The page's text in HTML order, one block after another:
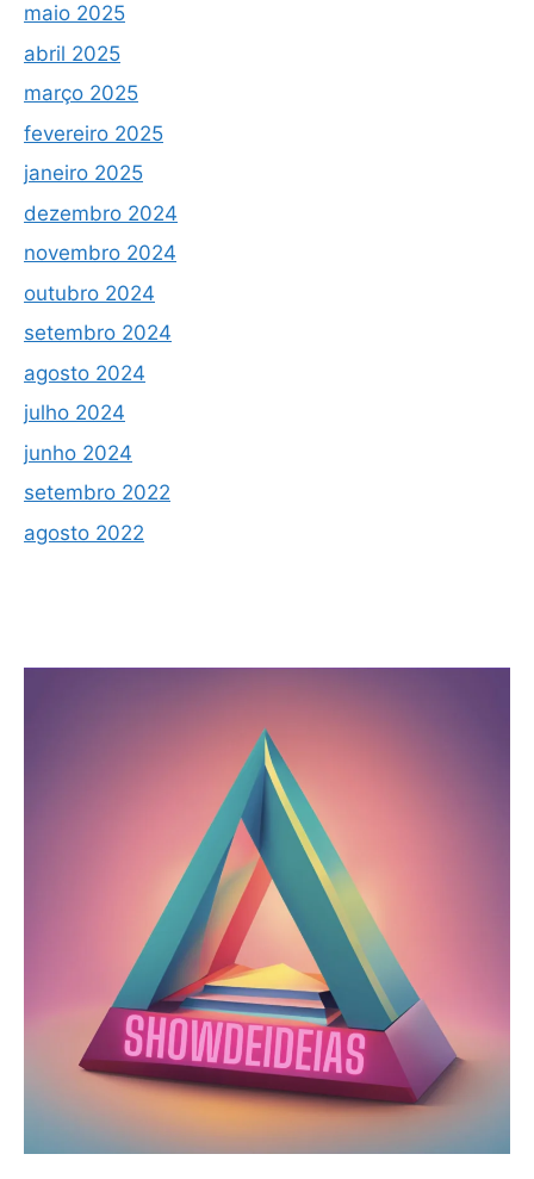
maio 2025
abril 2025
março 2025
fevereiro 2025
janeiro 2025
dezembro 2024
novembro 2024
outubro 2024
setembro 2024
agosto 2024
julho 2024
junho 2024
setembro 2022
agosto 2022